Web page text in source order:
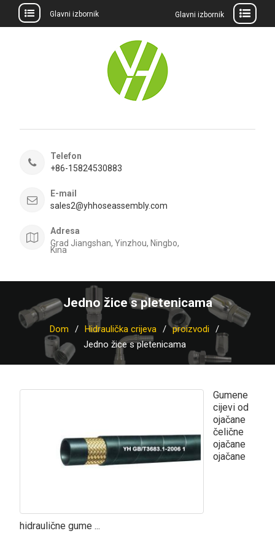
Glavni izbornik Glavni izbornik
Telefon
+86-15824530883
E-mail
sales2@yhhoseassembly.com
Adresa
Grad Jiangshan, Yinzhou, Ningbo,
Kina
Jedno žice s pletenicama
Dom Hidraulička crijeva
proizvodi
Jedno žice s pletenicama
Gumene
cijevi od
ojačane
čelične
ojačane
ojačane
hidraulične gume ...